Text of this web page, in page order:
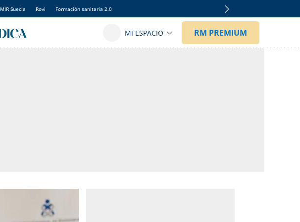
MIR Suecia Rovi Formación sanitaria 2.0